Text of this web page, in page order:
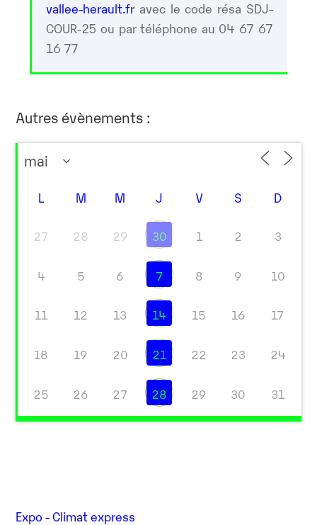
vallee-herault.fr avec le code résa SDJ-
COUR-25 ou par téléphone au 04 67 67
16 77
Autres évènements :
L M M J V S D
27 28 29 30 1 2 3
4 5 6 7 8 9 10
11 12 13 14 15 16 17
18 19 20 21 22 23 24
25 26 27 28 29 30 31
Expo - Climat express